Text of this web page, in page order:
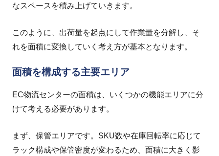
なスペースを積み上げていきます。
このように、出荷量を起点にして作業量を分解し、そ
れを面積に変換していく考え方が基本となります。
面積を構成する主要エリア
EC物流センターの面積は、いくつかの機能エリアに分
けて考える必要があります。
まず、保管エリアです。SKU数や在庫回転率に応じて
ラック構成や保管密度が変わるため、面積に大きく影